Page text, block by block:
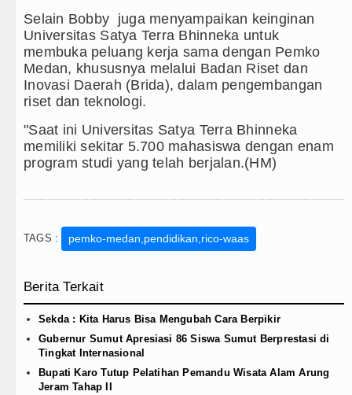
Selain Bobby juga menyampaikan keinginan
Universitas Satya Terra Bhinneka untuk
membuka peluang kerja sama dengan Pemko
Medan, khususnya melalui Badan Riset dan
Inovasi Daerah (Brida), dalam pengembangan
riset dan teknologi.
"Saat ini Universitas Satya Terra Bhinneka
memiliki sekitar 5.700 mahasiswa dengan enam
program studi yang telah berjalan.(HM)
TAGS : pemko-medan,pendidikan,rico-waas
Berita Terkait
Sekda : Kita Harus Bisa Mengubah Cara Berpikir
Gubernur Sumut Apresiasi 86 Siswa Sumut Berprestasi di
Tingkat Internasional
Bupati Karo Tutup Pelatihan Pemandu Wisata Alam Arung
Jeram Tahap II